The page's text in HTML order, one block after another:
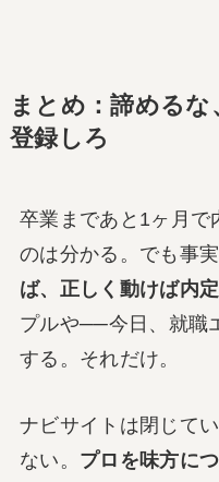
まとめ：諦める
登録しろ
卒業まであと1ヶ月で
のは分かる。でも事実
ば、正しく動けば内
プルや──今日、就職
する。それだけ。
ナビサイトは閉じて
ない。 プロを味方に